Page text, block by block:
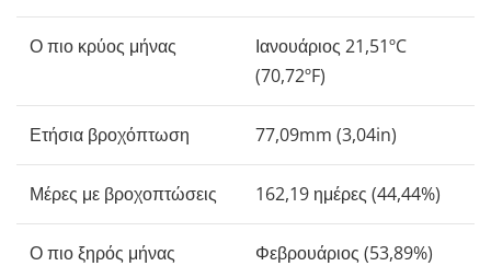
Ο πιο κρύος μήνας
Ιανουάριος 21,51ºC
(70,72ºF)
Ετήσια βροχόπτωση 77,09mm (3,04in)
Μέρες με βροχοπτώσεις 162,19 ημέρες (44,44%)
Ο πιο ξηρός μήνας Φεβρουάριος (53,89%)